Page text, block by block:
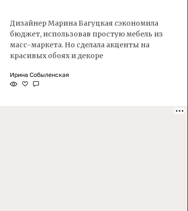
Дизайнер Марина Багуцкая сэкономила
бюджет, использовав простую мебель из
масс-маркета. Но сделала акценты на
красивых обоях и декоре
Ирина Собыленская